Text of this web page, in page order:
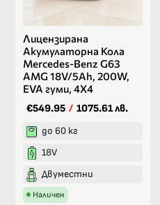
Лицензирана
Акумулаторна Кола
Mercedes-Benz G63
AMG 18V/5Ah, 200W,
EVA гуми, 4X4
€549.95 / 1075.61 лв.
до 60 кг
18V
Двуместни
Наличен